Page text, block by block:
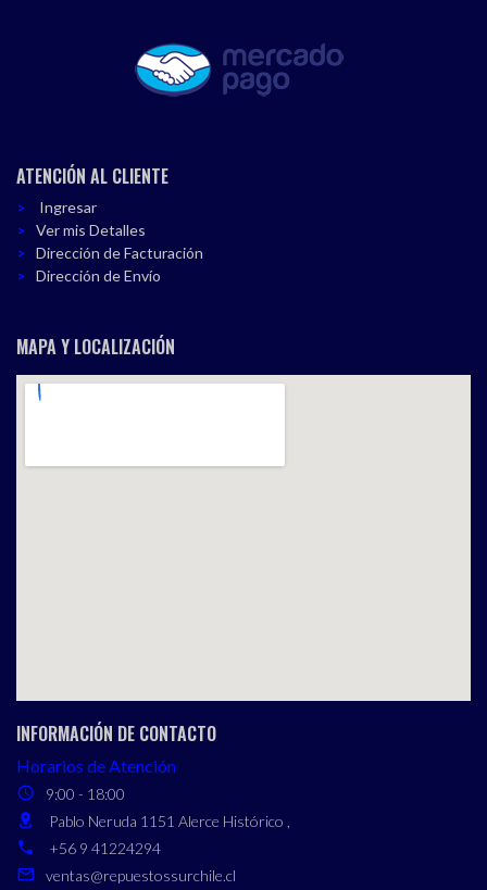
ATENCIÓN AL CLIENTE
Ingresar
Ver mis Detalles
Dirección de Facturación
Dirección de Envío
MAPA Y LOCALIZACIÓN
INFORMACIÓN DE CONTACTO
Horarios de Atención
9:00 - 18:00
Pablo Neruda 1151 Alerce Histórico ,
+56 9 41224294
ventas@repuestossurchile.cl